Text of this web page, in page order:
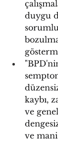
duygu
kaybı,
ve
ve